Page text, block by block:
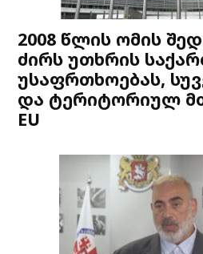
2008 წლის ომის
ძირს უთხრის
უსაფრთხოებას,
და ტერიტორიულ
EU